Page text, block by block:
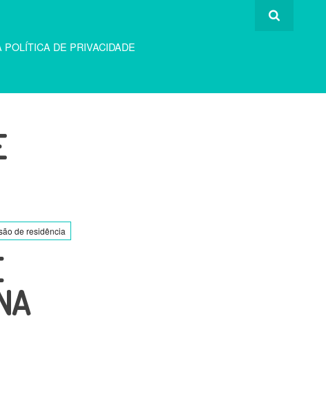
POLÍTICA DE PRIVACIDADE
de residência